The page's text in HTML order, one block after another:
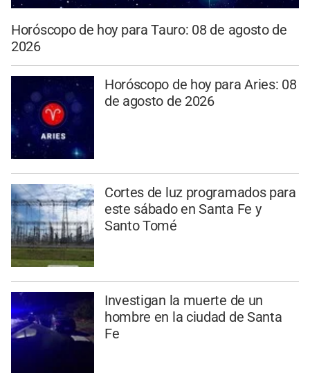
Horóscopo de hoy para Tauro: 08 de agosto de
2026
Horóscopo de hoy para Aries: 08
de agosto de 2026
Cortes de luz programados para
este sábado en Santa Fe y
Santo Tomé
Investigan la muerte de un
hombre en la ciudad de Santa
Fe